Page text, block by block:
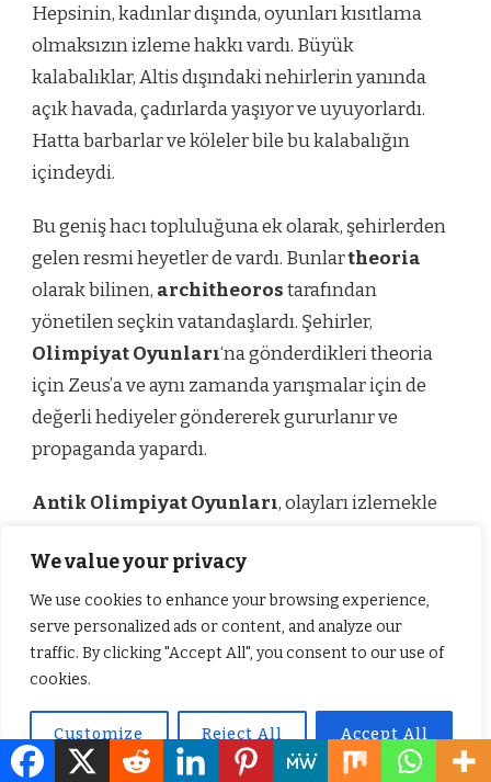
We value your privacy
We use cookies to enhance your browsing experience,
serve personalized ads or content, and analyze our
traffic. By clicking "Accept All", you consent to our use of
cookies.
Customize Reject All Accept All
Hepsinin, kadınlar dışında, oyunları kısıtlama
olmaksızın izleme hakkı vardı. Büyük
kalabalıklar, Altis dışındaki nehirlerin yanında
açık havada, çadırlarda yaşıyor ve uyuyorlardı.
Hatta barbarlar ve köleler bile bu kalabalığın
içindeydi.
Bu geniş hacı topluluğuna ek olarak, şehirlerden
gelen resmi heyetler de vardı. Bunlartheoria
olarak bilinen, architheorostarafından
yönetilen seçkin vatandaşlardı. Şehirler,
Olimpiyat Oyunları‘na gönderdikleri theoria
için Zeus’a ve aynı zamanda yarışmalar için de
değerli hediyeler göndererek gururlanır ve
propaganda yapardı.
Antik Olimpiyat Oyunları, olayları izlemekle
ve sanat dünyasından siyasetçiler ve adamlar
tarafından da ziyaret edildi. Bunlar arasında
yalnızca oyunları izlemek için gelmeyip aynı
zamanda eserlerine konu edinen şairler
(Gorgias, Lysias, Isocrates), heykeltıraşlar
(Pythagoras of Samos, Polycleitos of Argos and